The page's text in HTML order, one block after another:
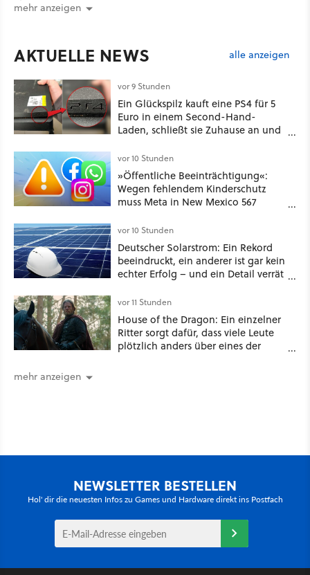
mehr anzeigen
AKTUELLE NEWS alle anzeigen
vor 9 Stunden
Ein Glückspilz kauft eine PS4 für 5
Euro in einem Second-Hand-
Laden, schließt sie Zuhause an und
funktionierende PlayStation [Best of
GameStar]
vor 10 Stunden
»Öffentliche Beeinträchtigung«:
Wegen fehlendem Kinderschutz
muss Meta in New Mexico 567
vor 10 Stunden
Deutscher Solarstrom: Ein Rekord
beeindruckt, ein anderer ist gar kein
echter Erfolg – und ein Detail verrät
jede Zahl
vor 11 Stunden
House of the Dragon: Ein einzelner
Ritter sorgt dafür, dass viele Leute
plötzlich anders über eines der
mehr anzeigen
NEWSLETTER BESTELLEN
Hol' dir die neuesten Infos zu Games und Hardware direkt ins Postfach